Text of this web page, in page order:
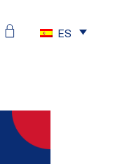
ES